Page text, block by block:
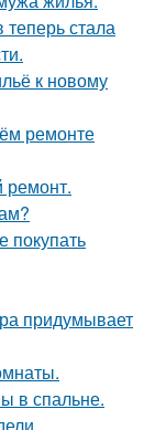
стала
к новому
ремонте
ремонт.
покупать
придумывает
в спальне.